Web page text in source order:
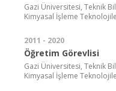
Gazi Üniversitesi, Teknik
Kimyasal İşleme
2011 - 2020
Öğretim Görevlisi
Gazi Üniversitesi, Teknik
Kimyasal İşleme